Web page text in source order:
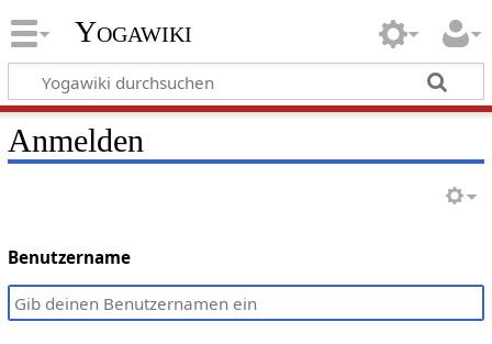
Yogawiki
Anmelden
Benutzername